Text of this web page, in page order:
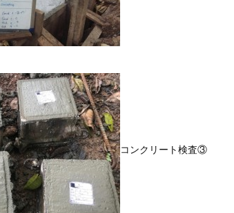
コンクリート検査③